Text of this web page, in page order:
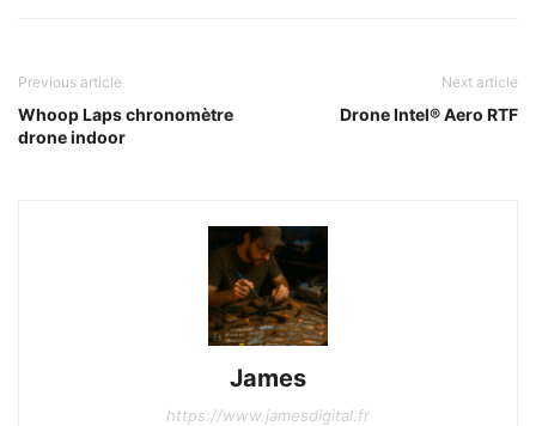
Previous article
Whoop Laps chronomètre
drone indoor
Next article
Drone Intel® Aero RTF
James
https://www.jamesdigital.fr